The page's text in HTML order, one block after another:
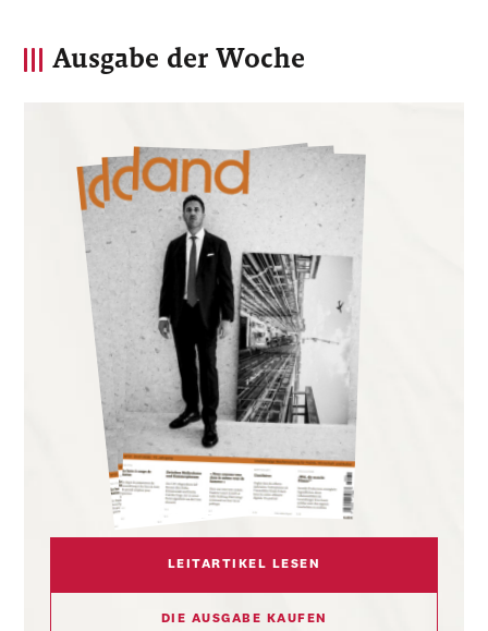
Ausgabe der Woche
LEITARTIKEL LESEN
DIE AUSGABE KAUFEN